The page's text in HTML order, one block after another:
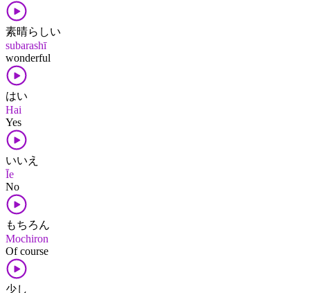
素晴らしい
subarashī
wonderful
はい
Hai
Yes
いいえ
Īe
No
もちろん
Mochiron
Of course
少し